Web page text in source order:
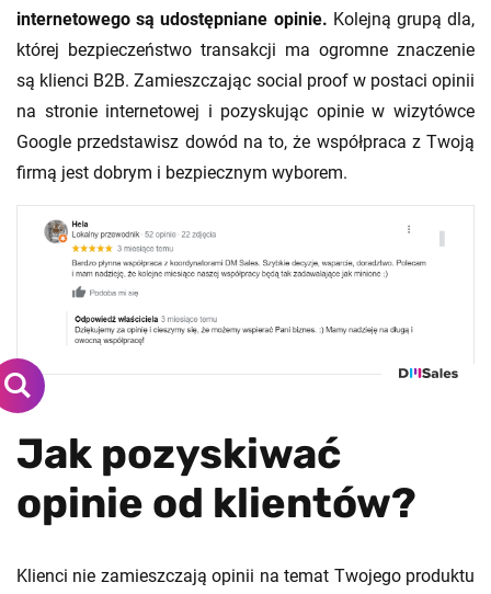
internetowego są udostępniane opinie. Kolejną grupą dla,
której bezpieczeństwo transakcji ma ogromne znaczenie
są klienci B2B. Zamieszczając social proof w postaci opinii
na stronie internetowej i pozyskując opinie w wizytówce
Google przedstawisz dowód na to, że współpraca z Twoją
firmą jest dobrym i bezpiecznym wyborem.
Jak pozyskiwać
opinie od klientów?
Klienci nie zamieszczają opinii na temat Twojego produktu